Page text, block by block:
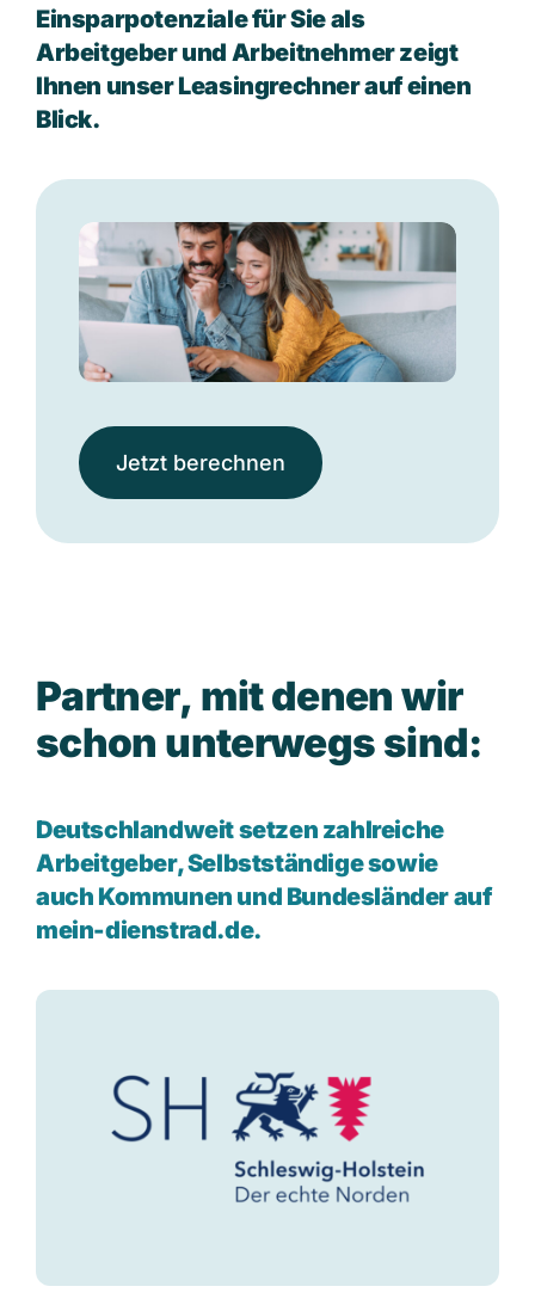
Einsparpotenziale für Sie als
Arbeitgeber und Arbeitnehmer zeigt
Ihnen unser Leasingrechner auf einen
Blick.
Jetzt berechnen
Partner, mitdenen wir
schon unterwegs sind:
Deutschlandweit setzen zahlreiche
Arbeitgeber, Selbstständige sowie
auch Kommunen und Bundesländer auf
mein-dienstrad.de.